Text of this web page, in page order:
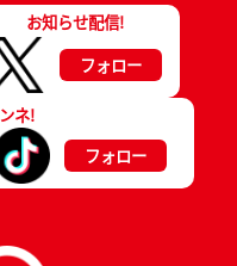
お知らせ配信!
フォロー
ネ!
フォロー